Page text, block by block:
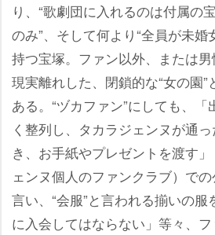
り、“歌劇団に入れるのは付属の
のみ”、そして何より“全員が未婚
持つ宝塚。ファン以外、または
現実離れした、閉鎖的な“女の園
ある。“ヅカファン”にしても、
く整列し、タカラジェンヌが通
き、お手紙やプレゼントを渡す
ェンヌ個人のファンクラブ）での
言い、“会服”と言われる揃いの
に入会してはならない」等々、フ